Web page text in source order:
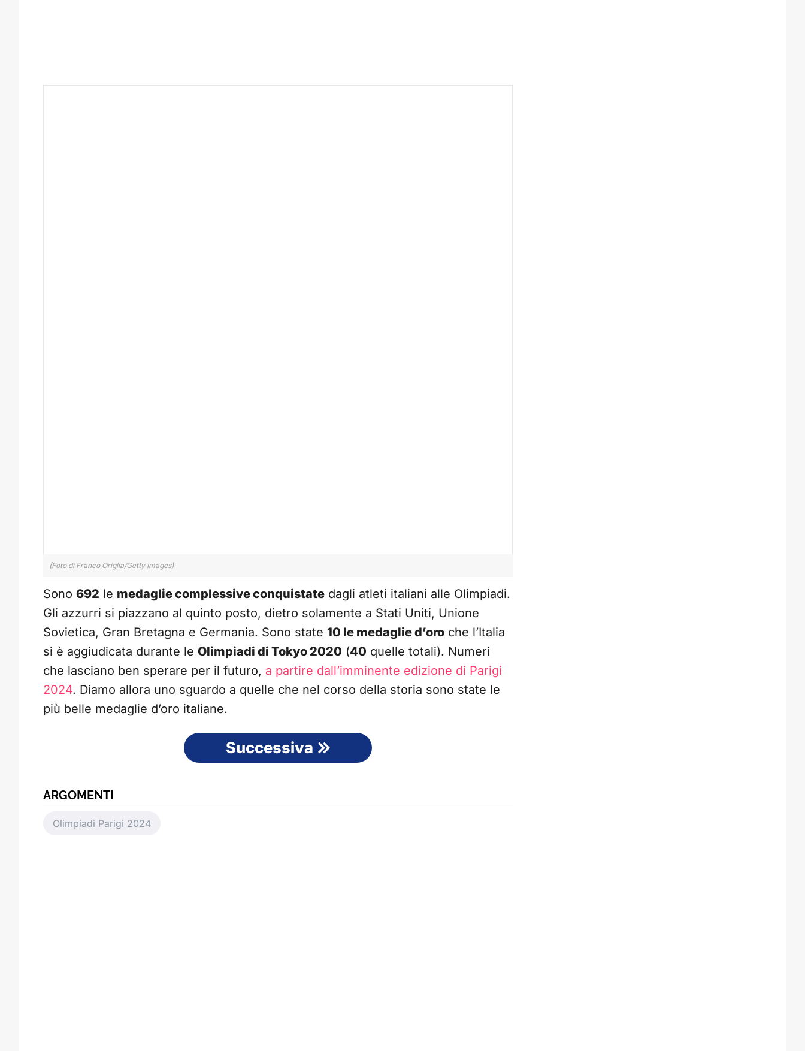
(Foto di Franco Origlia/Getty Images)
Sono 692 le medaglie complessive conquistate dagli atleti italiani alle Olimpiadi.
Gli azzurri si piazzano al quinto posto, dietro solamente a Stati Uniti, Unione
Sovietica, Gran Bretagna e Germania. Sono state 10 le medaglie d’oro che l’Italia
si è aggiudicata durante le Olimpiadi di Tokyo 2020 (40 quelle totali). Numeri
che lasciano ben sperare per il futuro, a partire dall’imminente edizione di Parigi
2024. Diamo allora uno sguardo a quelle che nel corso della storia sono state le
più belle medaglie d’oro italiane.
Successiva
ARGOMENTI
Olimpiadi Parigi 2024